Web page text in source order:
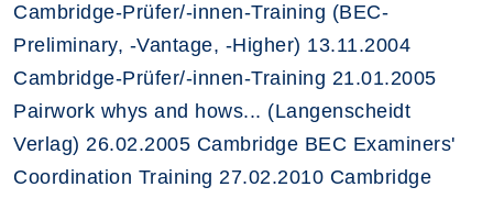
Cambridge-Prüfer/-innen-Training (BEC-
Preliminary, -Vantage, -Higher) 13.11.2004
Cambridge-Prüfer/-innen-Training 21.01.2005
Pairwork whys and hows... (Langenscheidt
Verlag) 26.02.2005 Cambridge BEC Examiners'
Coordination Training 27.02.2010 Cambridge